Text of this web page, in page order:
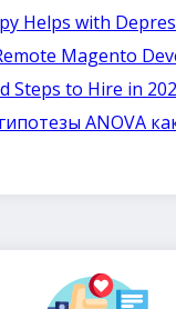
Helps with
Magento
Steps to Hire in
ANOVA